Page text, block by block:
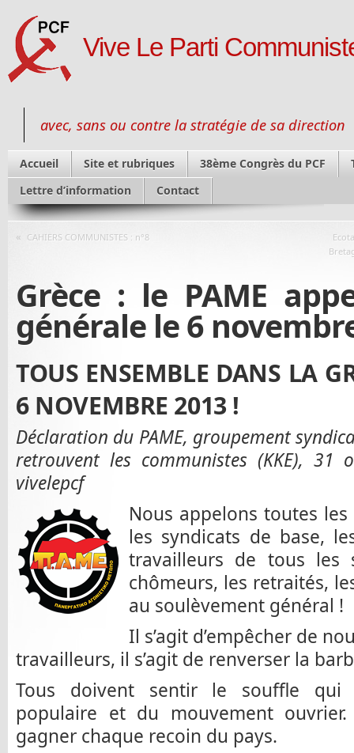
Vive Le Parti
avec, sans ou contre la stratégie de sa direction
Accueil Site et rubriques 38ème Congrès du PCF
Lettre d’information
Contact
« CAHIERS COMMUNISTES : n°8
Grèce : le PAME
générale le 6
TOUS ENSEMBLE DANS LA
6 NOVEMBRE 2013 !
Déclaration du PAME, groupement
retrouvent les communistes (KKE), 31
vivelepcf
Nous appelons toutes
les syndicats de base,
travailleurs de tous les
chômeurs, les retraités,
au soulèvement général !
Il s’agit d’empêcher de
travailleurs, il s’agit de renverser la
Tous doivent sentir le souffle qui
populaire et du mouvement
gagner chaque recoin du pays.